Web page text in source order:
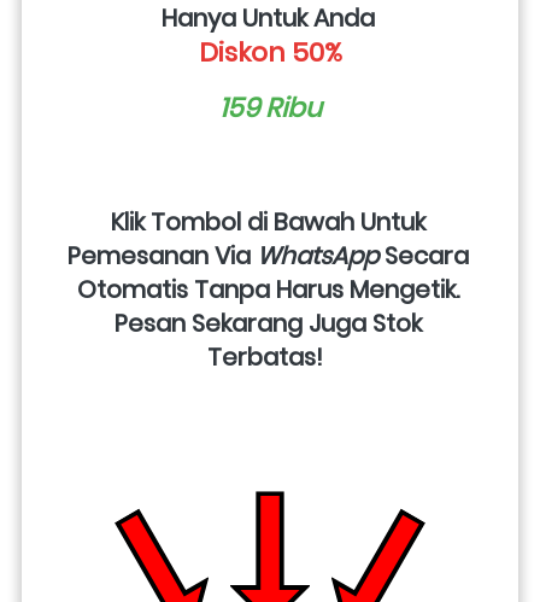
Hanya Untuk Anda
Diskon 50%
159 Ribu
Klik Tombol di Bawah Untuk
Pemesanan Via WhatsApp Secara
Otomatis Tanpa Harus Mengetik.
Pesan Sekarang Juga Stok
Terbatas!